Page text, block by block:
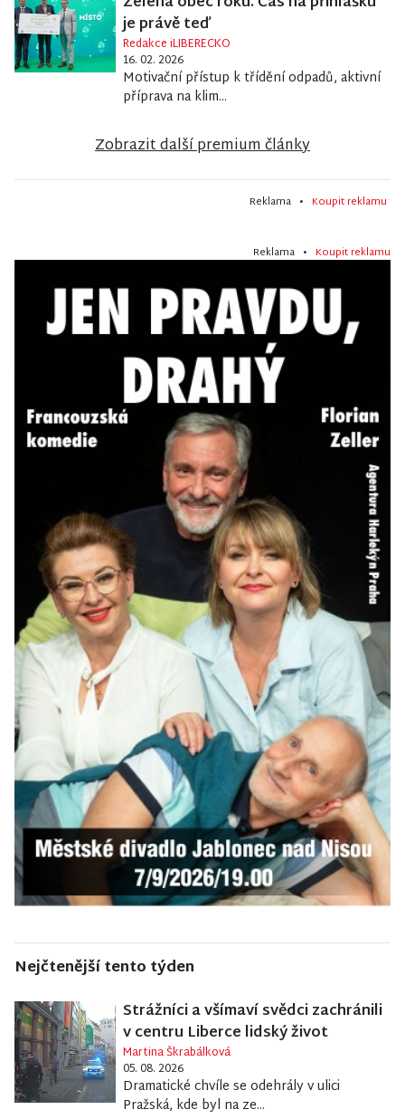
je právě teď
Redakce iLIBERECKO
16. 02. 2026
Motivační přístup k třídění odpadů, aktivní
příprava na klim...
Zobrazit další premium články
Reklama • Koupit reklamu
Reklama • Koupit reklamu
Nejčtenější tento týden
Strážníci a všímaví svědci zachránili
v centru Liberce lidský život
Martina Škrabálková
05. 08. 2026
Dramatické chvíle se odehrály v ulici
Pražská, kde byl na ze...